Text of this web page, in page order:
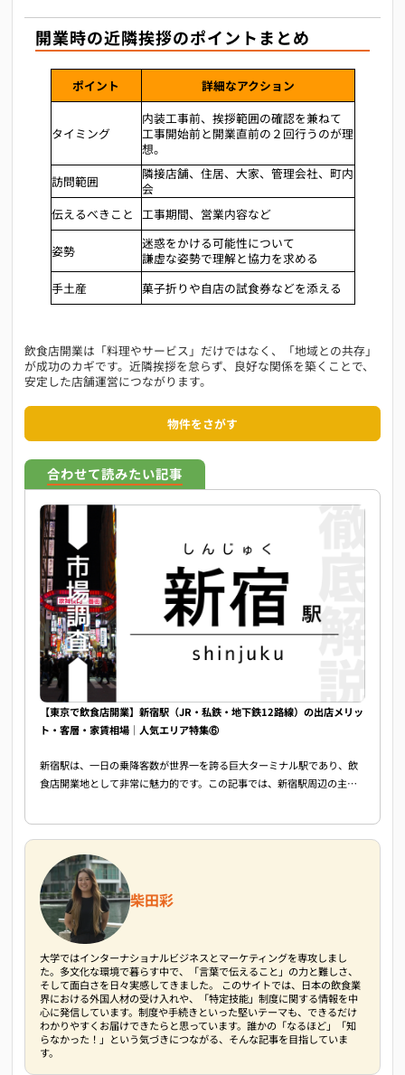
開業時の近隣挨拶のポイントまとめ
ポイント 詳細なアクション
タイミング
内装工事前、挨拶範囲の確認を兼ねて
工事開始前と開業直前の２回行うのが理
想。
訪問範囲
隣接店舗、住居、大家、管理会社、町内
会
伝えるべきこと 工事期間、営業内容など
姿勢
迷惑をかける可能性について
謙虚な姿勢で理解と協力を求める
手土産
菓子折りや自店の試食券などを添える
飲食店開業は「料理やサービス」だけではなく、「地域との共存」
が成功のカギです。近隣挨拶を怠らず、良好な関係を築くことで、
安定した店舗運営につながります。
物件をさがす
合わせて読みたい記事
【東京で飲食店開業】新宿駅（JR・私鉄・地下鉄12路線）の出店メリッ
ト・客層・家賃相場｜人気エリア特集⑥
新宿駅は、一日の乗降客数が世界一を誇る巨大ターミナル駅であり、飲
食店開業地として非常に魅力的です。この記事では、新宿駅周辺の主要
柴田彩
大学ではインターナショナルビジネスとマーケティングを専攻しまし
た。多文化な環境で暮らす中で、「言葉で伝えること」の力と難しさ、
そして面白さを日々実感してきました。 このサイトでは、日本の飲食業
界における外国人材の受け入れや、「特定技能」制度に関する情報を中
心に発信しています。制度や手続きといった堅いテーマも、できるだけ
わかりやすくお届けできたらと思っています。誰かの「なるほど」「知
らなかった！」という気づきにつながる、そんな記事を目指していま
す。